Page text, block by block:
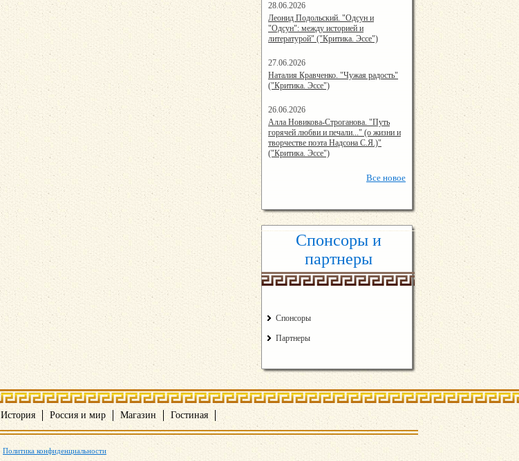
28.06.2026
20:25:38
Леонид Подольский. "Одсун и
"Одсун": между историей и
литературой" ("Критика. Эссе")
27.06.2026
21:19:00
Наталия Кравченко. "Чужая радость"
("Критика. Эссе")
26.06.2026
15:39:00
Алла Новикова-Строганова. "Путь
горячей любви и печали..." (о жизни и
творчестве поэта Надсона С.Я.)"
("Критика. Эссе")
Все новое
Спонсоры и
партнеры
Спонсоры
Партнеры
История Россия и мир Магазин Гостиная
Политика конфиденциальности